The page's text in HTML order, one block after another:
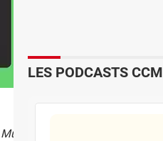
Musique
LES PODCASTS CCM